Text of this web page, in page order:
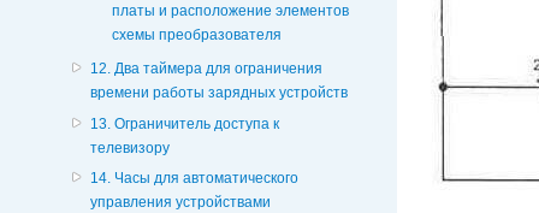
платы и расположение элементов
схемы преобразователя
12. Два таймера для ограничения
времени работы зарядных устройств
13. Ограничитель доступа к
телевизору
14. Часы для автоматического
управления устройствами